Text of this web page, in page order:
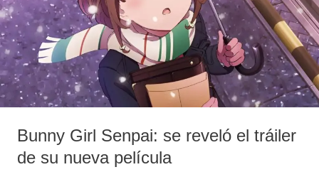
Bunny Girl Senpai: se reveló el tráiler
de su nueva película
reveló
el
tráiler
de
su
nueva